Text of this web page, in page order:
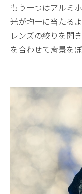
もう一つはアルミ
光が均一に当たる
レンズの絞りを開
を合わせて背景を